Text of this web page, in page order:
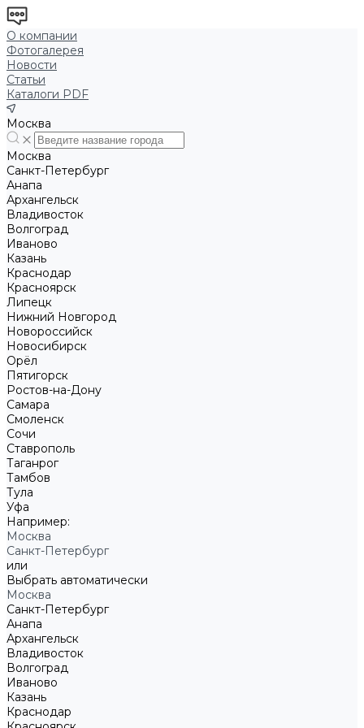
О компании
Фотогалерея
Новости
Статьи
Каталоги PDF
Москва
Москва
Санкт-Петербург
Анапа
Архангельск
Владивосток
Волгоград
Иваново
Казань
Краснодар
Красноярск
Липецк
Нижний Новгород
Новороссийск
Новосибирск
Орёл
Пятигорск
Ростов-на-Дону
Самара
Смоленск
Сочи
Ставрополь
Таганрог
Тамбов
Тула
Уфа
Например:
Москва
Санкт-Петербург
или
Выбрать автоматически
Москва
Санкт-Петербург
Анапа
Архангельск
Владивосток
Волгоград
Иваново
Казань
Краснодар